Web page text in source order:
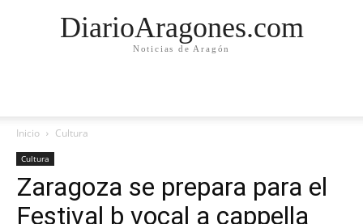
DiarioAragones.com
Noticias de Aragón
Inicio Cultura
Cultura
Zaragoza se prepara para el
Festival b vocal a cappella